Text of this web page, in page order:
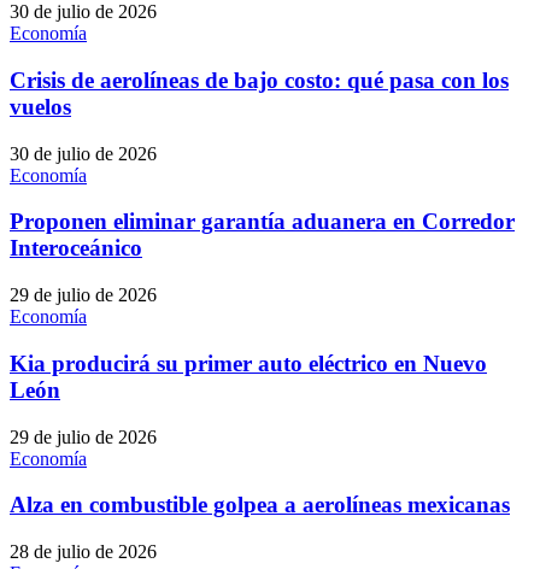
30 de julio de 2026
Economía
Crisis de aerolíneas de bajo costo: qué pasa con los
vuelos
30 de julio de 2026
Economía
Proponen eliminar garantía aduanera en Corredor
Interoceánico
29 de julio de 2026
Economía
Kia producirá su primer auto eléctrico en Nuevo
León
29 de julio de 2026
Economía
Alza en combustible golpea a aerolíneas mexicanas
28 de julio de 2026